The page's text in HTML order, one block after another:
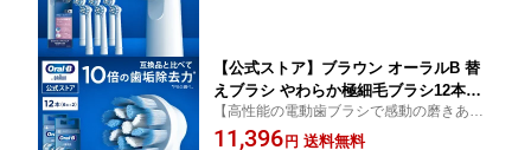
【公式ストア】ブラウン オーラルB 替
えブラシ やわらか極細毛ブラシ12本入 |
Braun Oral-B 公式ストア pro1 pro2 正
規品 純正 電動歯ブラシ オーラル 替ブ
【高性能の電動歯ブラシで感動の磨きあが
りへ】
11,396円 送料無料